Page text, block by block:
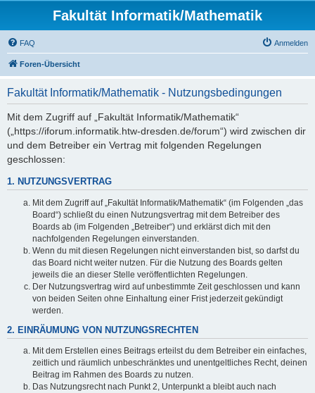
Fakultät Informatik/Mathematik
FAQ Anmelden
Foren-Übersicht
Fakultät Informatik/Mathematik - Nutzungsbedingungen
Mit dem Zugriff auf „Fakultät Informatik/Mathematik“
(„https://iforum.informatik.htw-dresden.de/forum“) wird zwischen dir
und dem Betreiber ein Vertrag mit folgenden Regelungen
geschlossen:
1. NUTZUNGSVERTRAG
Mit dem Zugriff auf „Fakultät Informatik/Mathematik“ (im Folgenden „das
Board“) schließt du einen Nutzungsvertrag mit dem Betreiber des
Boards ab (im Folgenden „Betreiber“) und erklärst dich mit den
nachfolgenden Regelungen einverstanden.
Wenn du mit diesen Regelungen nicht einverstanden bist, so darfst du
das Board nicht weiter nutzen. Für die Nutzung des Boards gelten
jeweils die an dieser Stelle veröffentlichten Regelungen.
Der Nutzungsvertrag wird auf unbestimmte Zeit geschlossen und kann
von beiden Seiten ohne Einhaltung einer Frist jederzeit gekündigt
werden.
2. EINRÄUMUNG VON NUTZUNGSRECHTEN
Mit dem Erstellen eines Beitrags erteilst du dem Betreiber ein einfaches,
zeitlich und räumlich unbeschränktes und unentgeltliches Recht, deinen
Beitrag im Rahmen des Boards zu nutzen.
Das Nutzungsrecht nach Punkt 2, Unterpunkt a bleibt auch nach